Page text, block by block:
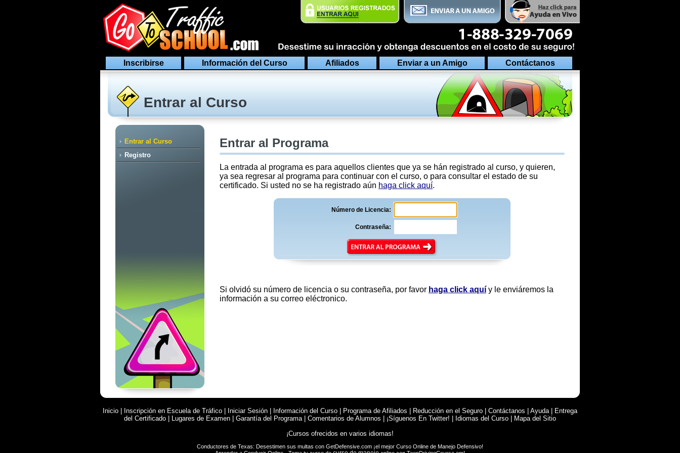
Inscribirse Información del Curso Afiliados Enviar a un Amigo Contáctanos
Entrar al Curso
Entrar al Curso
Registro
Entrar al Programa
La entrada al programa es para aquellos clientes que ya se hán registrado al curso, y quieren,
ya sea regresar al programa para continuar con el curso, o para consultar el estado de su
certificado. Si usted no se ha registrado aún haga click aquí.
Número de Licencia:
Contraseña:
Si olvidó su número de licencia o su contraseña, por favor haga click aquí y le enviáremos la
información a su correo eléctronico.
Inicio Inscripción en Escuela de Tráfico Iniciar Sesión Información del Curso Programa de Afiliados Reducción en el Seguro Contáctanos Ayuda|
Entrega
del Certificado
Lugares de Examen Garantía del Programa| Comentarios de Alumnos ¡Síguenos En Twitter! Idiomas del Curso
Mapa del Sitio
¡Cursos ofrecidos en varios idiomas!
Conductores de Texas: Desestimen sus multas con GetDefensive.com ¡el mejor Curso Online de Manejo Defensivo!